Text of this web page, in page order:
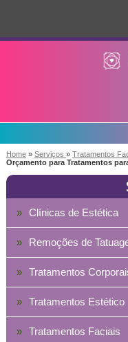
Home » Serviços » Tratamentos
Orçamento para Tratamentos
Clínicas de Estética
Remoções de
Tratamentos
Tratamentos Estético
Tratamentos Faciais